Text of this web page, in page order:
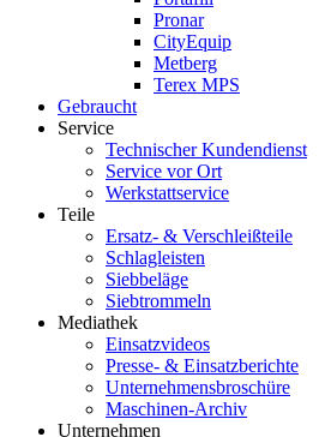
Pronar
CityEquip
Metberg
Terex MPS
Gebraucht
Service
Technischer Kundendienst
Service vor Ort
Werkstattservice
Teile
Ersatz- & Verschleißteile
Schlagleisten
Siebbeläge
Siebtrommeln
Mediathek
Einsatzvideos
Presse- & Einsatzberichte
Unternehmensbroschüre
Maschinen-Archiv
Unternehmen